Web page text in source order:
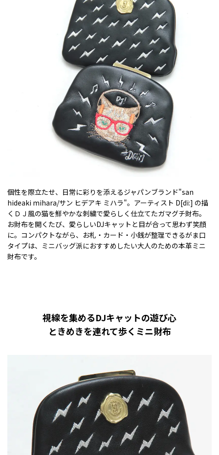
個性を際立たせ、日常に彩りを添えるジャパンブランド"san
hideaki mihara/サン ヒデアキ ミハラ"。アーティスト D[di:] の描
くＤＪ風の猫を鮮やかな刺繍で愛らしく仕立てたガマグチ財布。
お財布を開くたび、愛らしいDJキャットと目が合って思わず笑顔
に。コンパクトながら、お札・カード・小銭が整理できるがま口
タイプは、ミニバッグ派におすすめしたい大人のための本革ミニ
財布です。
視線を集めるDJキャットの遊び心
ときめきを連れて歩くミニ財布